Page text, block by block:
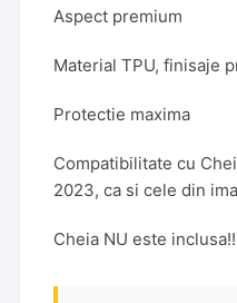
Aspect premium
Material TPU, finisaje
Protectie maxima
Compatibilitate cu
2023, ca si cele din
Cheia NU este